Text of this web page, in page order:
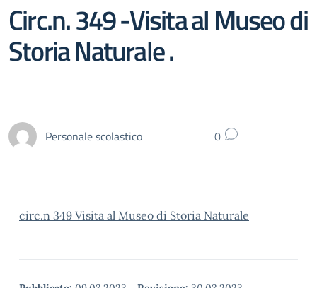
Circ.n. 349 -Visita al Museo di
Storia Naturale .
Personale scolastico 0
circ.n 349 Visita al Museo di Storia Naturale